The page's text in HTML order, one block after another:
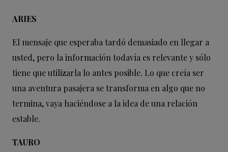
ARIES
El mensaje que esperaba tardó demasiado en llegar a
usted, pero la información todavía es relevante y sólo
tiene que utilizarla lo antes posible. Lo que creía ser
una aventura pasajera se transforma en algo que no
termina, vaya haciéndose a la idea de una relación
estable.
TAURO